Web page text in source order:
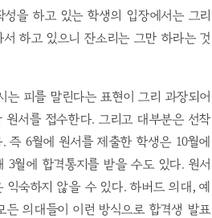
을 하고 있는 학생의 입장에서는 그리
하고 있으니 잔소리는 그만 하라는 것
피를 말린다는 표현이 그리 과장되어
원서를 접수한다. 그리고 대부분은 선착
6월에 원서를 제출한 학생은 10월에
월에 합격통지를 받을 수도 있다. 원서
숙하지 않을 수 있다. 하버드 의대, 예
의대들이 이런 방식으로 합격생 발표